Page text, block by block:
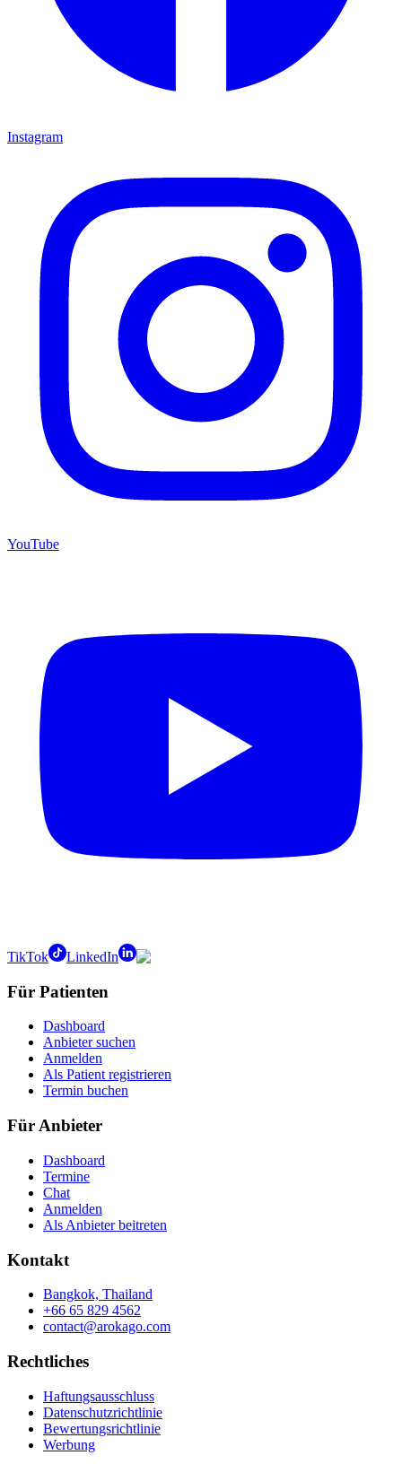
Instagram
YouTube
TikTok LinkedIn
Für Patienten
Dashboard
Anbieter suchen
Anmelden
Als Patient registrieren
Termin buchen
Für Anbieter
Dashboard
Termine
Chat
Anmelden
Als Anbieter beitreten
Kontakt
Bangkok, Thailand
+66 65 829 4562
contact@arokago.com
Rechtliches
Haftungsausschluss
Datenschutzrichtlinie
Bewertungsrichtlinie
Werbung